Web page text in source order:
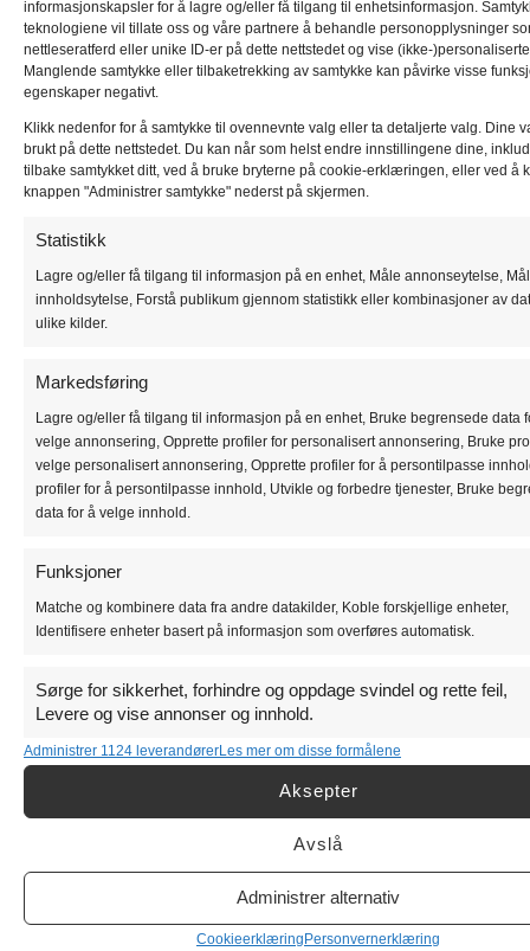
informasjonskapsler for å lagre og/eller få tilgang til enhetsinformasjon.
teknologiene vil tillate oss og våre partnere å behandle personopplysninger
nettleseratferd eller unike ID-er på dette nettstedet og vise (ikke-
Manglende samtykke eller tilbaketrekking av samtykke kan påvirke visse
egenskaper negativt.
Klikk nedenfor for å samtykke til ovennevnte valg eller ta detaljerte valg. Dine
brukt på dette nettstedet. Du kan når som helst endre innstillingene dine,
tilbake samtykket ditt, ved å bruke bryterne på cookie-erklæringen, eller ved å
knappen "Administrer samtykke" nederst på skjermen.
Statistikk
Lagre og/eller få tilgang til informasjon på en enhet, Måle annonseytelse,
innholdsytelse, Forstå publikum gjennom statistikk eller kombinasjoner av
ulike kilder.
Markedsføring
Lagre og/eller få tilgang til informasjon på en enhet, Bruke begrensede data
velge annonsering, Opprette profiler for personalisert annonsering, Bruke
velge personalisert annonsering, Opprette profiler for å persontilpasse
profiler for å persontilpasse innhold, Utvikle og forbedre tjenester, Bruke
data for å velge innhold.
Funksjoner
Matche og kombinere data fra andre datakilder, Koble forskjellige enheter,
Identifisere enheter basert på informasjon som overføres automatisk.
Sørge for sikkerhet, forhindre og oppdage svindel og rette feil,
Levere og vise annonser og innhold.
Administrer 1124 leverandørerLes mer om disse formålene
Aksepter
Avslå
Administrer alternativ
CookieerklæringPersonvernerklæring
Produktbeskrivelse
PRODUKTKATEGORIER
Leskur
Trevern
SALG
Hansteens gate 1B, 0253 Oslo